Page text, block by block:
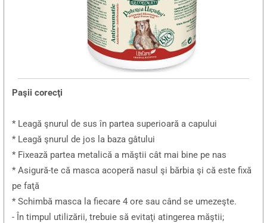
Paşii corecţi
* Leagă şnurul de sus în partea superioară a capului
* Leagă şnurul de jos la baza gâtului
* Fixează partea metalică a măştii cât mai bine pe nas
* Asigură-te că masca acoperă nasul şi bărbia şi că este fixă
pe faţă
* Schimbă masca la fiecare 4 ore sau când se umezeşte.
- În timpul utilizării, trebuie să evitaţi atingerea măştii;